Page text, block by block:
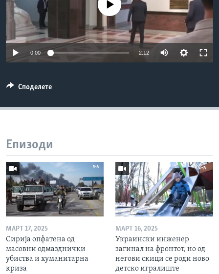
ИНТЕРВЈУА
Јазици
No media source currently available
0:00 2:12
Споделете
Епизоди
МАРТ 17, 2025
Сирија опфатена од
масовни одмазднички
убиства и хуманитарна
криза
МАРТ 16, 2025
Украински инженер
загинал на фронтот, но од
негови скици се роди ново
детско игралиште